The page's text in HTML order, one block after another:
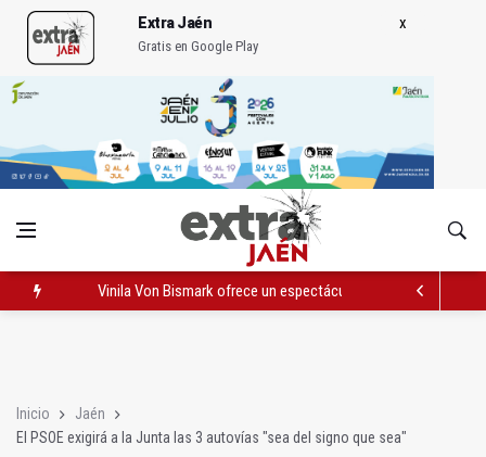
Extra Jaén
Gratis en Google Play
Vinila Von Bismark ofrece un espectáculo "rompedor" en el
Inicio
Jaén
El PSOE exigirá a la Junta las 3 autovías "sea del signo que sea"